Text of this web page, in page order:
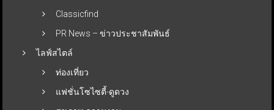
Classicfind
PR News – ข่าวประชาสัมพันธ์
ไลฟ์สไตล์
ท่องเที่ยว
แฟชั่นโซไซตี้-ดูดวง